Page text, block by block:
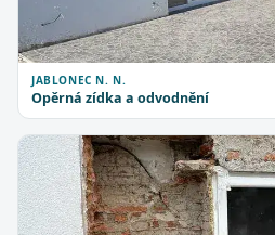
JABLONEC N. N.
Opěrná zídka a odvodnění